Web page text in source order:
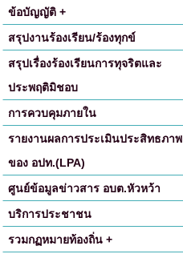
ข้อบัญญัติ +
สรุปงานร้องเรียน/ร้องทุกข์
สรุปเรื่องร้องเรียนการทุจริตและ
ประพฤติมิชอบ
การควบคุมภายใน
รายงานผลการประเมินประสิทธภาพ
ของ อปท.(LPA)
ศูนย์ข้อมูลข่าวสาร อบต.หัวหว้า
บริการประชาชน
รวมกฏหมายท้องถิ่น +